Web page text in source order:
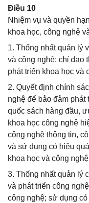
Điều 10
Nhiệm vụ và quyền
khoa học, công nghệ
1. Thống nhất quản lý
và công nghệ; chỉ đạo
phát triển khoa học và
2. Quyết định chính
nghệ để bảo đảm phát
quốc sách hàng đầu,
khoa học công nghệ
công nghệ thông tin,
và sử dụng có hiệu
khoa học và công
3. Thống nhất quản lý
và phát triển công
công nghệ; sử dụng